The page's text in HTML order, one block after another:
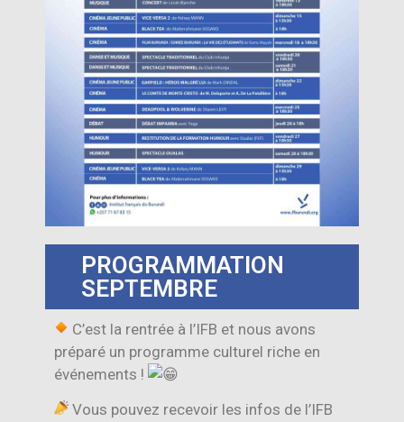
PROGRAMMATION
SEPTEMBRE
C’est la rentrée à l’IFB et nous avons
préparé un programme culturel riche en
événements !
Vous pouvez recevoir les infos de l’IFB